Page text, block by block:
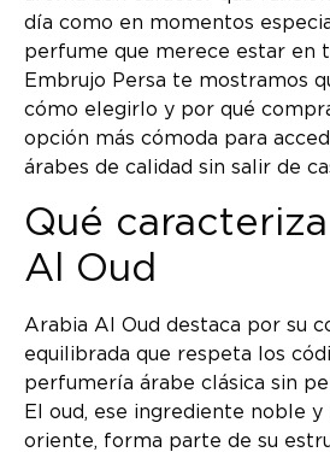
día como en momentos
perfume que merece estar en
Embrujo Persa te mostramos
cómo elegirlo y por qué
opción más cómoda para
árabes de calidad sin salir de
Qué
Al Oud
Arabia Al Oud destaca por su
equilibrada que respeta los
perfumería árabe clásica sin
El oud, ese ingrediente noble y
oriente, forma parte de su